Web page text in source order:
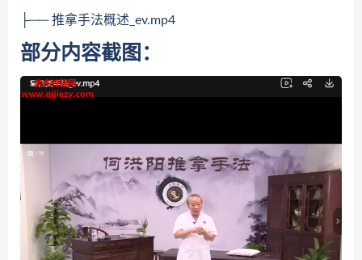
├── 推拿手法概述_ev.mp4
部分内容截图：